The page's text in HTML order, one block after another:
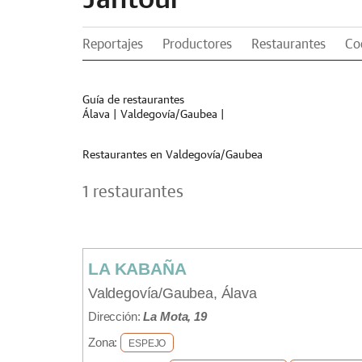
Reportajes Productores Restaurantes
Guía de restaurantes
Álava
Valdegovía/Gaubea
Restaurantes en Valdegovía/Gaubea
1 restaurantes
LA KABAÑA
Valdegovía/Gaubea, Álava
Dirección:La Mota, 19
Zona:
ESPEJO